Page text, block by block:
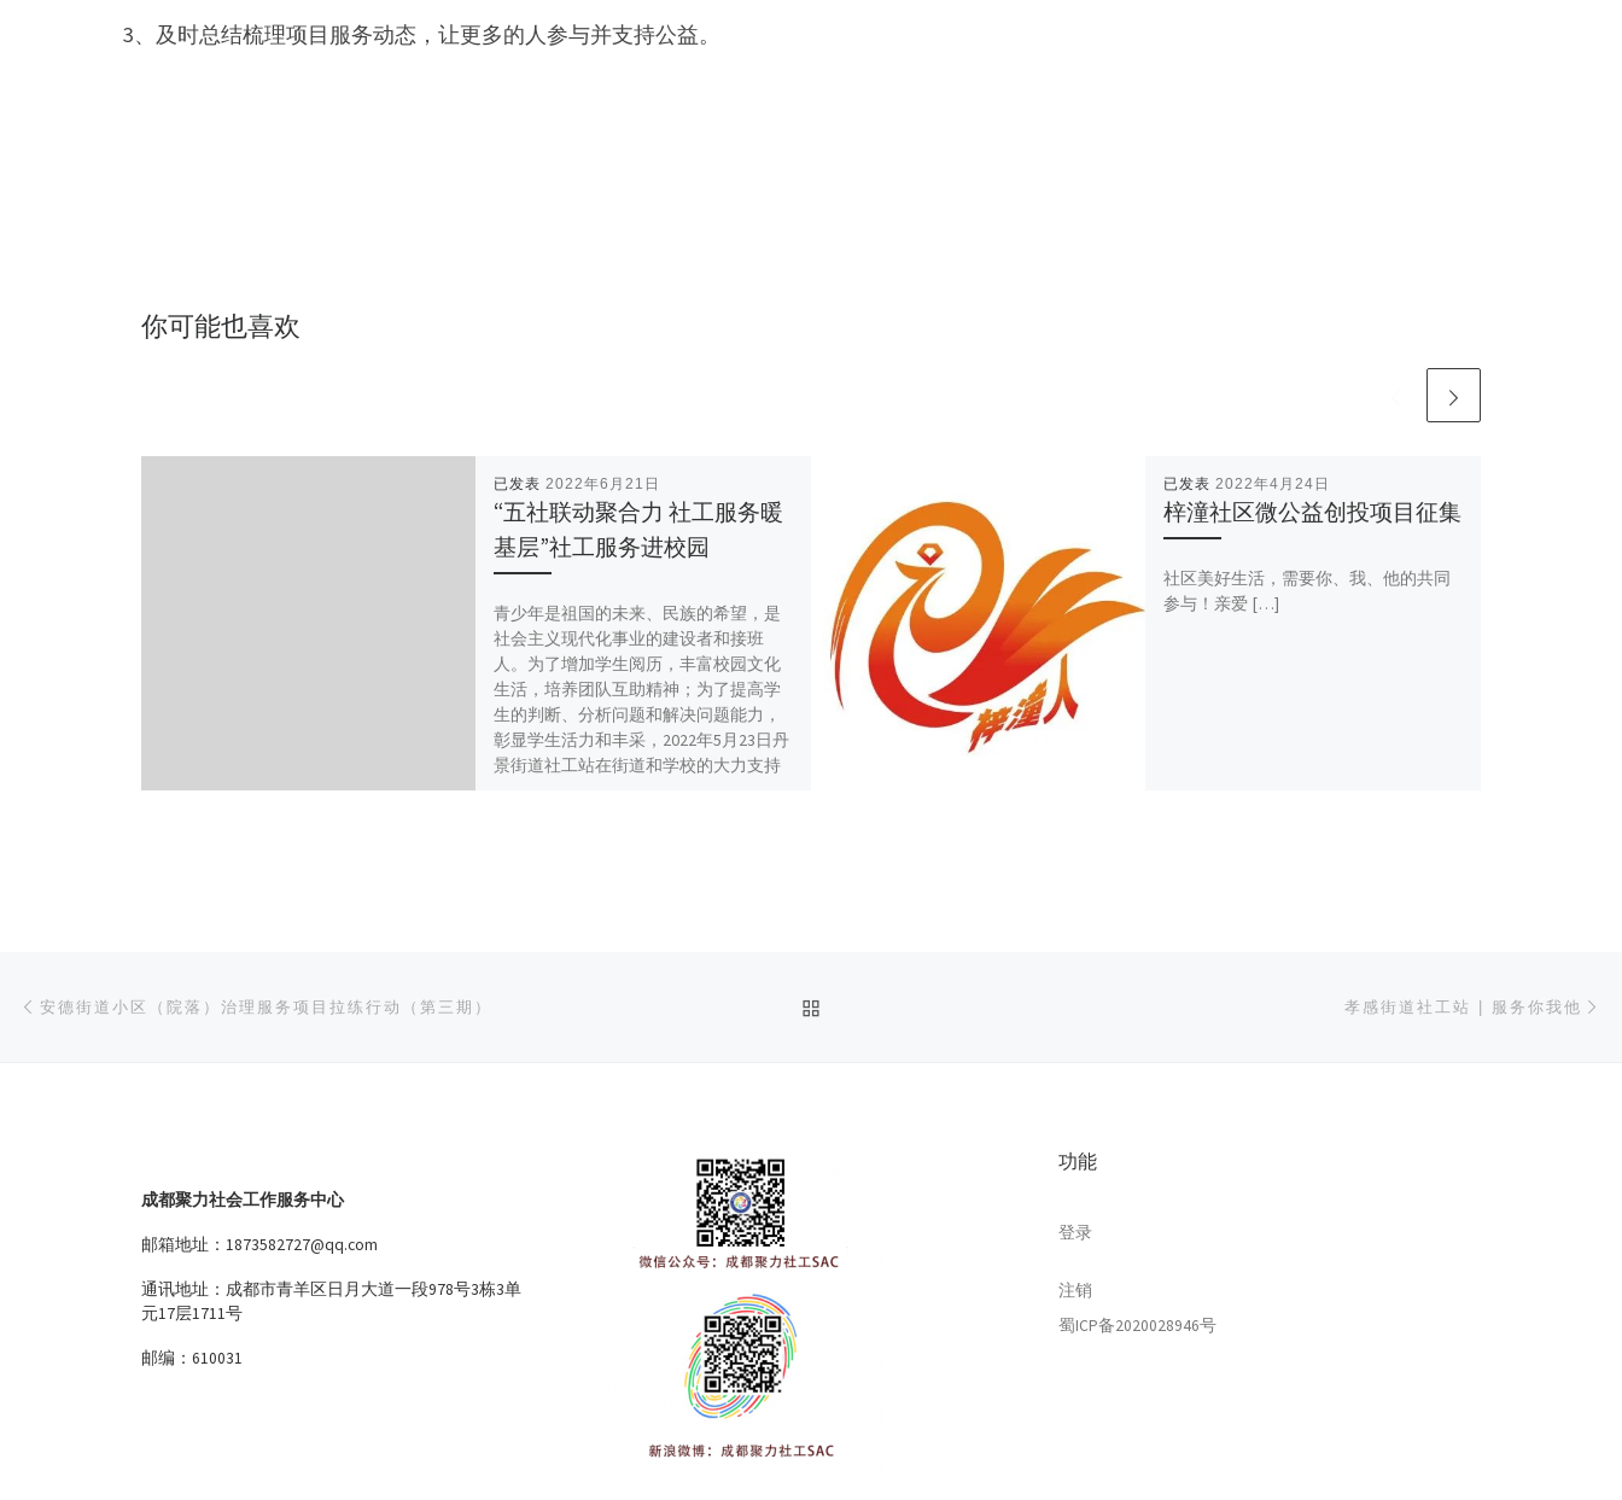
3、及时总结梳理项目服务动态，让更多的人参与并支持公益。
你可能也喜欢
已发表 2022年6月21日
“五社联动聚合力 社工服务暖
基层”社工服务进校园
青少年是祖国的未来、民族的希望，是
社会主义现代化事业的建设者和接班
人。为了增加学生阅历，丰富校园文化
生活，培养团队互助精神；为了提高学
生的判断、分析问题和解决问题能力，
彰显学生活力和丰采，2022年5月23日丹
景街道社工站在街道和学校的大力支持
已发表 2022年4月24日
梓潼社区微公益创投项目征集
社区美好生活，需要你、我、他的共同
参与！亲爱 […]
文章导航
安德街道小区（院落）治理服务项目拉练行动（第三期） 孝感街道社工站 | 服务你我他
成都聚力社会工作服务中心
邮箱地址：1873582727@qq.com
通讯地址：成都市青羊区日月大道一段978号3栋3单
元17层1711号
邮编：610031
功能
登录
注销
蜀ICP备2020028946号